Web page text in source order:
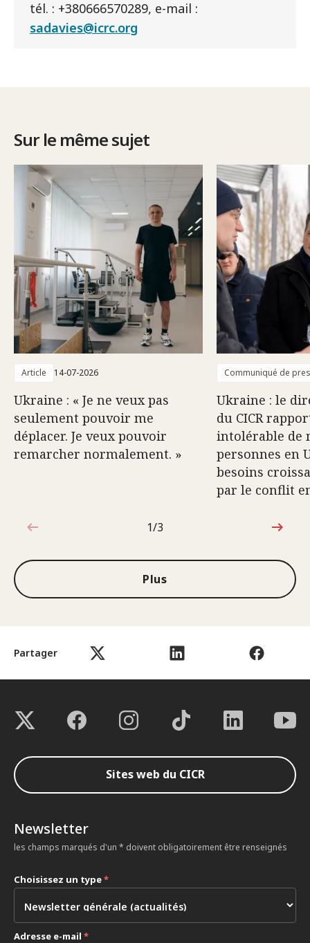
Partager
tél. : +380666570289, e-mail :
sadavies@icrc.org
Sur le même sujet
Article 14-07-2026
Ukraine : « Je ne veux pas
seulement pouvoir me
déplacer. Je veux pouvoir
remarcher normalement. »
Communiqué de
Ukraine : le
du CICR
intolérable de
personnes en
besoins
par le conflit
1sur3
1/3
Plus
Sites web du CICR
Newsletter
les champs marqués d'un * doivent obligatoirement être renseignés
Choisissez un type*
Adresse e-mail *